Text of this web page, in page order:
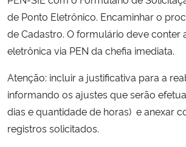
Ministério da Cidadania
Ministério da Saúde
Ministério da Ciência, Tecnologia, Inovações e
Ministério do Meio Ambiente
de Ponto Eletrônico. Encaminhar o
de Cadastro. O formulário deve conter
eletrônica via PEN da chefia imediata.
Atenção: incluir a justificativa para a
informando os ajustes que serão
dias e quantidade de horas) e anexar
registros solicitados.